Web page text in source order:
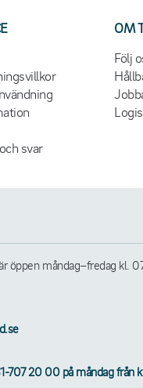
svar
OM
Följ
öppen måndag–fredag kl.
707 20 00 på måndag från